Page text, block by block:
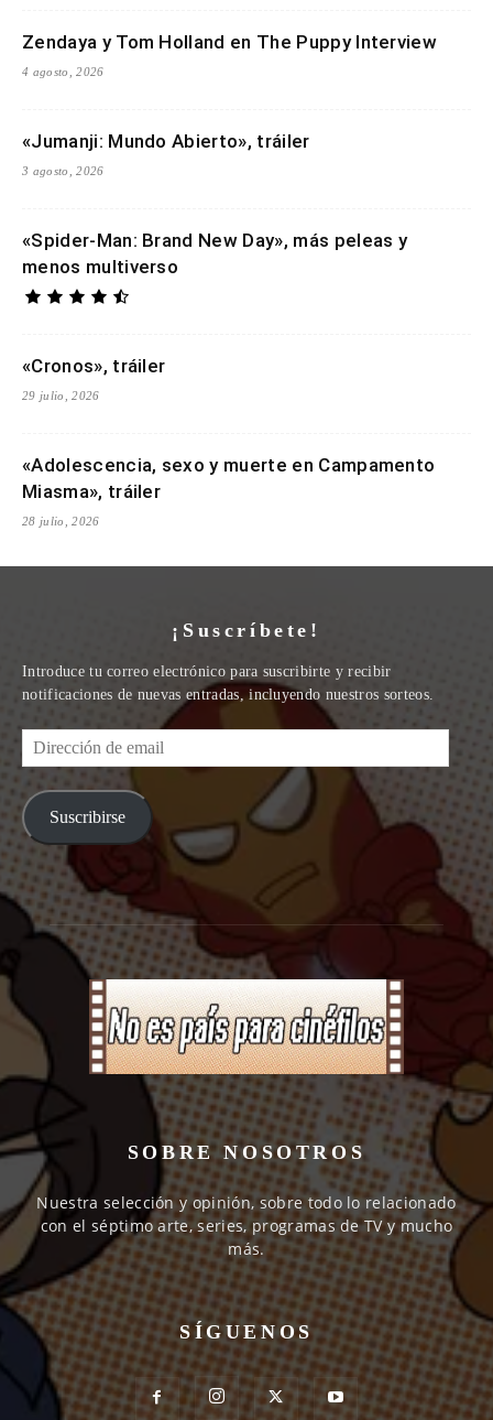
Zendaya y Tom Holland en The Puppy Interview
4 agosto, 2026
«Jumanji: Mundo Abierto», tráiler
3 agosto, 2026
«Spider-Man: Brand New Day», más peleas y
menos multiverso
«Cronos», tráiler
29 julio, 2026
«Adolescencia, sexo y muerte en Campamento
Miasma», tráiler
28 julio, 2026
¡Suscríbete!
Introduce tu correo electrónico para suscribirte y recibir
notificaciones de nuevas entradas, incluyendo nuestros sorteos.
Dirección
de
email
Suscribirse
SOBRE NOSOTROS
Nuestra selección y opinión, sobre todo lo relacionado
con el séptimo arte, series, programas de TV y mucho
más.
SÍGUENOS